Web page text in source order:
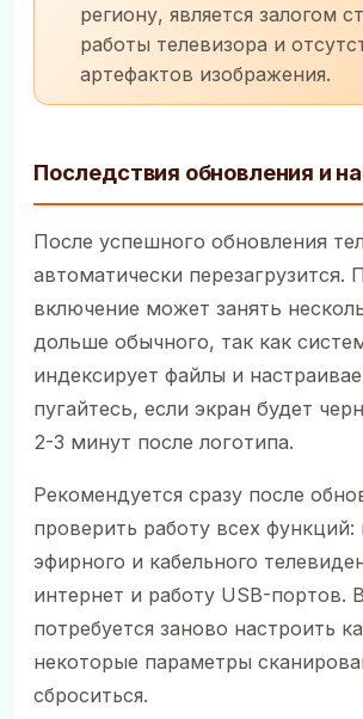
региону, является залогом
работы телевизора и
артефактов изображения.
Последствия обновления и
После успешного обновления
автоматически перезагрузится.
включение может занять
дольше обычного, так как
индексирует файлы и
пугайтесь, если экран будет
2-3 минут после логотипа.
Рекомендуется сразу после
проверить работу всех функций:
эфирного и кабельного
интернет и работу USB-портов.
потребуется заново настроить
некоторые параметры
сброситься.